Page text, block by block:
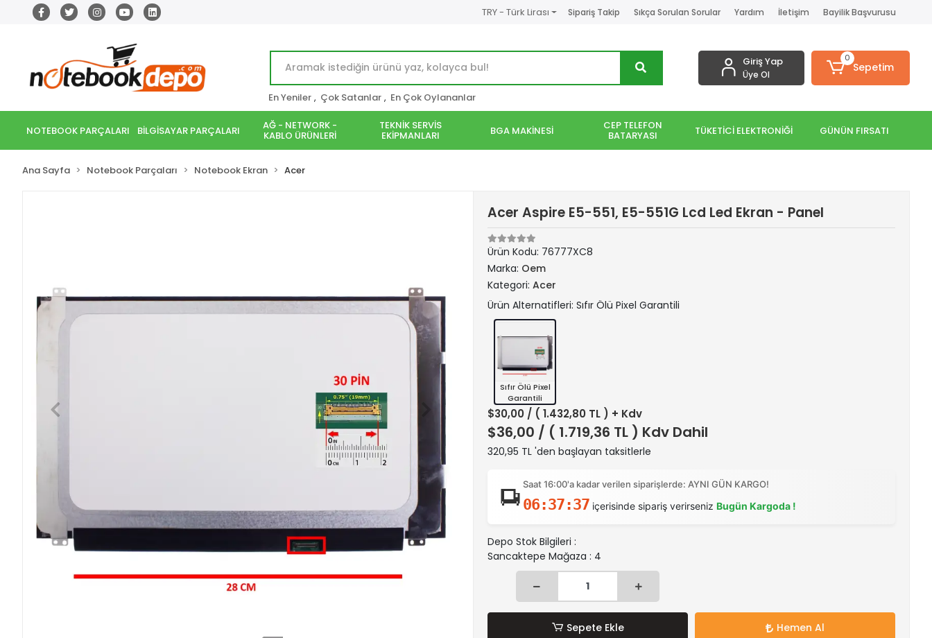
TRY - Türk Lirası Sipariş Takip Sıkça Sorulan Sorular Yardım İletişim Bayilik Başvurusu
En Yeniler , Çok Satanlar , En Çok Oylananlar
Giriş Yap
Üye Ol
0
Sepetim
NOTEBOOK PARÇALARI BİLGİSAYAR PARÇALARI AĞ - NETWORK -
KABLO ÜRÜNLERİ
TEKNİK SERVİS
EKİPMANLARI BGA MAKİNESİ CEP TELEFON
BATARYASI TÜKETİCİ ELEKTRONİĞİ GÜNÜN FIRSATI
Ana Sayfa Notebook Parçaları Notebook Ekran Acer
Acer Aspire E5-551, E5-551G Lcd Led Ekran - Panel
Ürün Kodu: 76777XC8
Marka: Oem
Kategori: Acer
Ürün Alternatifleri: Sıfır Ölü Pixel Garantili
Sıfır Ölü Pixel
Garantili
$30,00 / ( 1.432,80 TL ) + Kdv
$36,00 / ( 1.719,36 TL ) Kdv Dahil
320,95 TL 'den başlayan taksitlerle
Saat 16:00'a kadar verilen siparişlerde: AYNI GÜN KARGO!
06:37:36 içerisinde sipariş verirseniz Bugün Kargoda !
Depo Stok Bilgileri :
Sancaktepe Mağaza : 4
Sepete Ekle Hemen Al